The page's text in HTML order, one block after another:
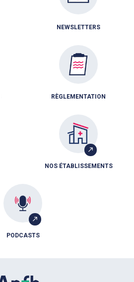
NEWSLETTERS
RÈGLEMENTATION
NOS ÉTABLISSEMENTS
PODCASTS